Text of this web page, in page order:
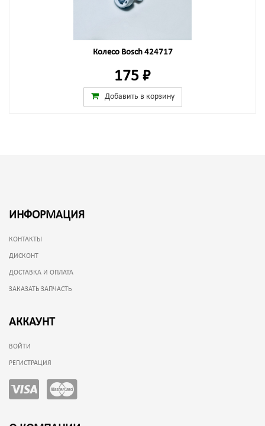
Колесо Bosch 424717
175 ₽
Добавить в корзину
ИНФОРМАЦИЯ
КОНТАКТЫ
ДИСКОНТ
ДОСТАВКА И ОПЛАТА
ЗАКАЗАТЬ ЗАПЧАСТЬ
АККАУНТ
ВОЙТИ
РЕГИСТРАЦИЯ